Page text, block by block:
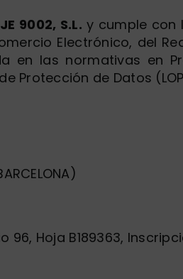
9002, S.L. y cumple con
Electrónico, del
las normativas en
Protección de Datos
96, Hoja B189363,